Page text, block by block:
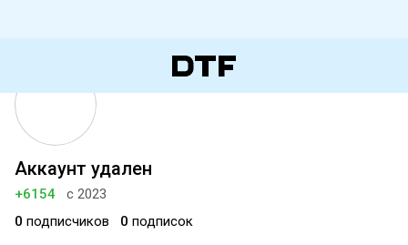
Аккаунт удален
+6154
с 2023
0 подписчиков 0 подписок